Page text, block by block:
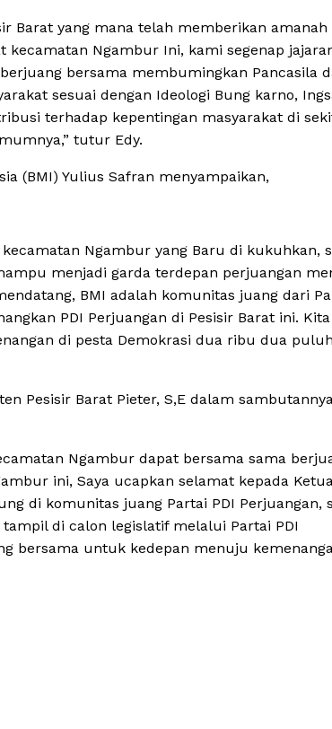
Barat yang mana telah memberikan amanah
Ngambur Ini, kami segenap
bersama membumingkan Pancasila
sesuai dengan Ideologi Bung karno,
terhadap kepentingan masyarakat di
tutur Edy.
(BMI) Yulius Safran menyampaikan,
Ngambur yang Baru di kukuhkan,
menjadi garda terdepan perjuangan
BMI adalah komunitas juang dari
PDI Perjuangan di Pesisir Barat ini.
di pesta Demokrasi dua ribu dua
Pesisir Barat Pieter, S,E dalam
Ngambur dapat bersama sama
ini, Saya ucapkan selamat kepada
di komunitas juang Partai PDI Perjuangan,
di calon legislatif melalui Partai PDI
bersama untuk kedepan menuju